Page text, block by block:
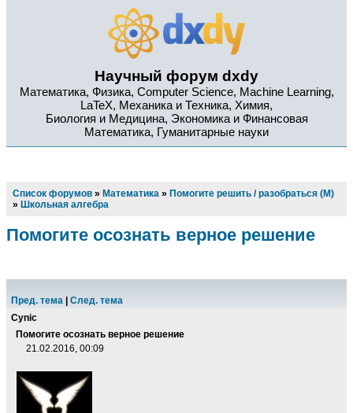
Научный форум dxdy
Математика, Физика, Computer Science, Machine Learning,
LaTeX, Механика и Техника, Химия,
Биология и Медицина, Экономика и Финансовая
Математика, Гуманитарные науки
Список форумов » Математика » Помогите решить / разобраться (М)
» Школьная алгебра
Помогите осознать верное решение
Пред. тема
След. тема
Cynic
Помогите осознать верное решение
21.02.2016, 00:09